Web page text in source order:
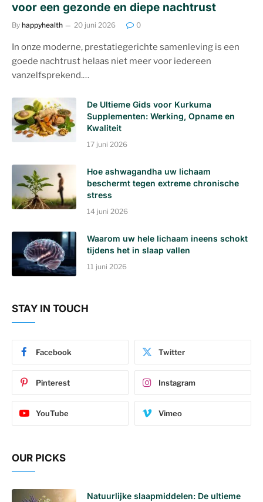
voor een gezonde en diepe nachtrust
By happyhealth 20 juni 2026 0
In onze moderne, prestatiegerichte samenleving is een
goede nachtrust helaas niet meer voor iedereen
vanzelfsprekend.…
De Ultieme Gids voor Kurkuma
Supplementen: Werking, Opname en
Kwaliteit
17 juni 2026
Hoe ashwagandha uw lichaam
beschermt tegen extreme chronische
stress
14 juni 2026
Waarom uw hele lichaam ineens schokt
tijdens het in slaap vallen
11 juni 2026
STAY IN TOUCH
Facebook Twitter
Pinterest Instagram
YouTube Vimeo
OUR PICKS
Natuurlijke slaapmiddelen: De ultieme